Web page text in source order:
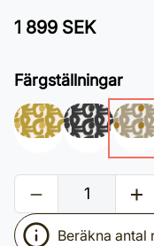
1 899 SEK
Färgställningar
Beräkna antal